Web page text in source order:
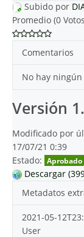
Subido por
Promedio (0
Comentarios
No hay
Versión
Modificado por
17/07/21 0:39
Estado: Aprobado
Descargar
Metadatos
2021-05-
User